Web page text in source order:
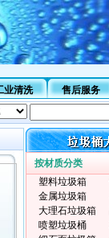
业清洗 售后服务
按材质分类
塑料垃圾箱
金属垃圾箱
大理石垃圾箱
喷塑垃圾桶